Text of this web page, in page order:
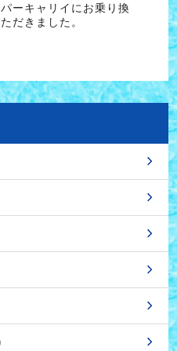
ーキャリイにお乗り換
だきました。